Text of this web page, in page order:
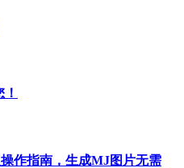
作指南，生成MJ图片无需